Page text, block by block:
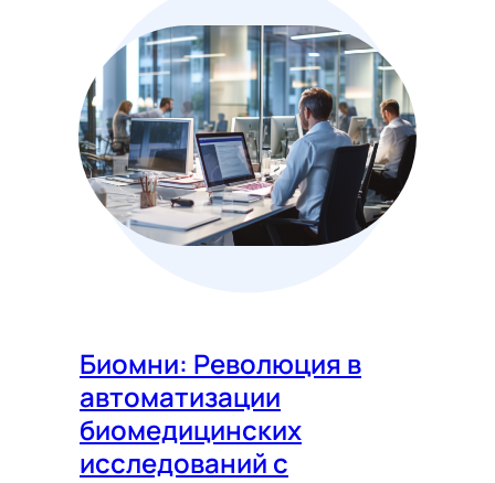
Биомни: Революция в
автоматизации
биомедицинских
исследований с